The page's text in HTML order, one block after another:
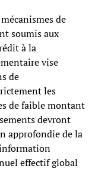
de
soumis aux
à la
vise
de
les
de faible montant
devront
approfondie de la
effectif global